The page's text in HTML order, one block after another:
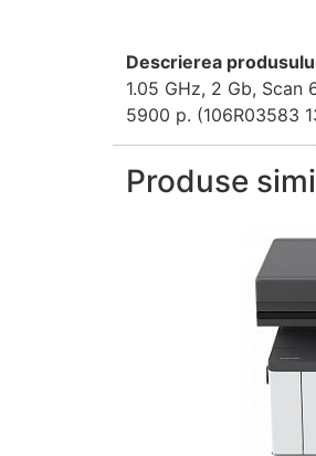
Descrierea
1.05 GHz, 2 Gb,
5900 p. (106R03583
Produse